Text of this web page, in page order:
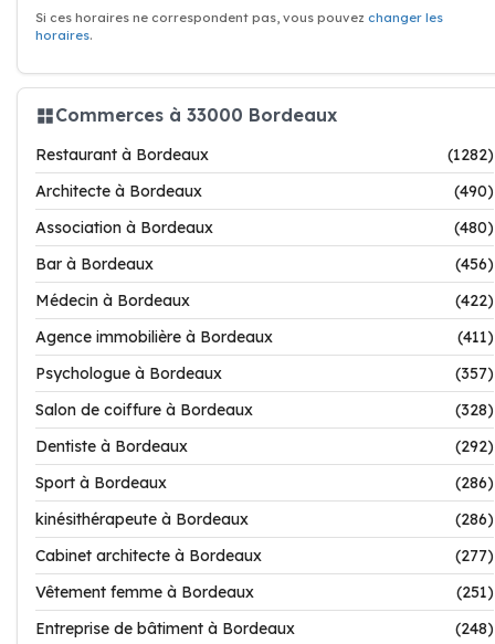
Si ces horaires ne correspondent pas, vous pouvez changer les
horaires.
Commerces à 33000 Bordeaux
Restaurant à Bordeaux
(1282)
Architecte à Bordeaux
(490)
Association à Bordeaux
(480)
Bar à Bordeaux
(456)
Médecin à Bordeaux
(422)
Agence immobilière à Bordeaux
(411)
Psychologue à Bordeaux
(357)
Salon de coiffure à Bordeaux
(328)
Dentiste à Bordeaux
(292)
Sport à Bordeaux
(286)
kinésithérapeute à Bordeaux
(286)
Cabinet architecte à Bordeaux
(277)
Vêtement femme à Bordeaux
(251)
Entreprise de bâtiment à Bordeaux
(248)